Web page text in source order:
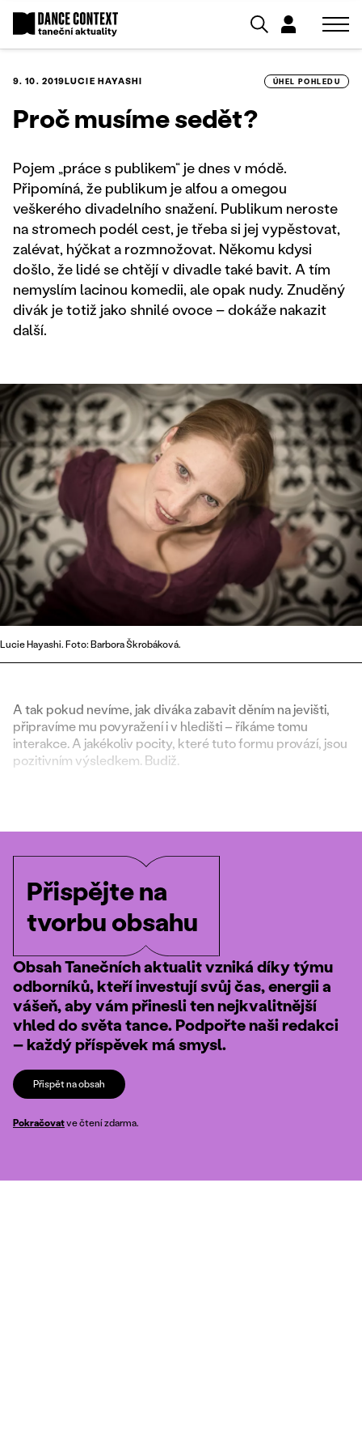
9. 10. 2019LUCIE HAYASHI ÚHEL POHLEDU
Proč musíme sedět?
Pojem „práce s publikem“ je dnes v módě.
Připomíná, že publikum je alfou a omegou
veškerého divadelního snažení. Publikum neroste
na stromech podél cest, je třeba si jej vypěstovat,
zalévat, hýčkat a rozmnožovat. Někomu kdysi
došlo, že lidé se chtějí v divadle také bavit. A tím
nemyslím lacinou komedii, ale opak nudy. Znuděný
divák je totiž jako shnilé ovoce – dokáže nakazit
další.
Lucie Hayashi. Foto: Barbora Škrobáková.
A tak pokud nevíme, jak diváka zabavit děním na jevišti,
připravíme mu povyražení i v hledišti – říkáme tomu
interakce. A jakékoliv pocity, které tuto formu provází, jsou
pozitivním výsledkem. Budiž.
Přispějte na
tvorbu obsahu
Obsah Tanečních aktualit vzniká díky týmu
odborníků, kteří investují svůj čas, energii a
vášeň, aby vám přinesli ten nejkvalitnější
vhled do světa tance. Podpořte naši redakci
– každý příspěvek má smysl.
Přispět na obsah
Pokračovatve čtení zdarma.